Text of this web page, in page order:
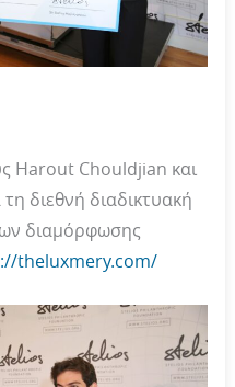
Harout Chouldjian και
διεθνή διαδικτυακή
διαμόρφωσης
theluxmery.com/